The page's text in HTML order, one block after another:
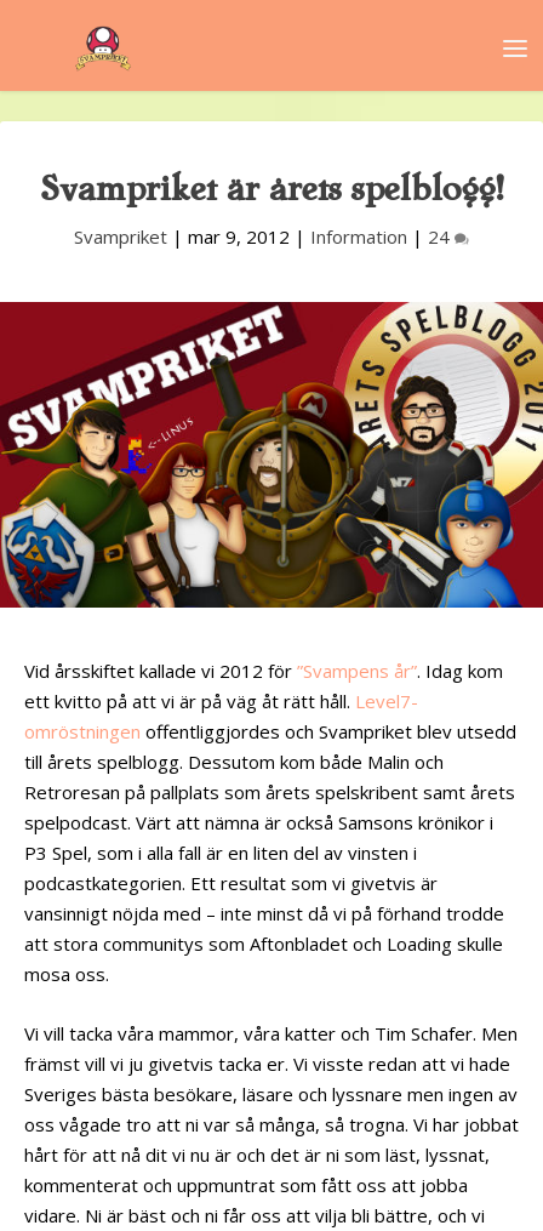
Svampriket är årets spelblogg!
Svampriket | mar 9, 2012 | Information | 24
Vid årsskiftet kallade vi 2012 för ”Svampens år”. Idag kom
ett kvitto på att vi är på väg åt rätt håll. Level7-
omröstningen offentliggjordes och Svampriket blev utsedd
till årets spelblogg. Dessutom kom både Malin och
Retroresan på pallplats som årets spelskribent samt årets
spelpodcast. Värt att nämna är också Samsons krönikor i
P3 Spel, som i alla fall är en liten del av vinsten i
podcastkategorien. Ett resultat som vi givetvis är
vansinnigt nöjda med – inte minst då vi på förhand trodde
att stora communitys som Aftonbladet och Loading skulle
mosa oss.
Vi vill tacka våra mammor, våra katter och Tim Schafer. Men
främst vill vi ju givetvis tacka er. Vi visste redan att vi hade
Sveriges bästa besökare, läsare och lyssnare men ingen av
oss vågade tro att ni var så många, så trogna. Vi har jobbat
hårt för att nå dit vi nu är och det är ni som läst, lyssnat,
kommenterat och uppmuntrat som fått oss att jobba
vidare. Ni är bäst och ni får oss att vilja bli bättre, och vi